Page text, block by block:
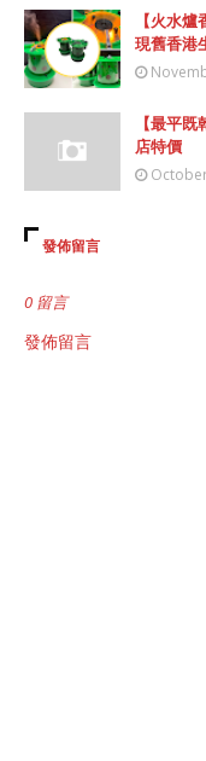
【火水
現舊香港
【最平
店特價
發佈留言
0 留言
發佈留言